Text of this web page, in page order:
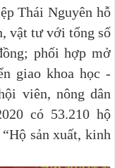
Thái Nguyên hỗ
vật tư với tổng số
phối hợp mở
giao khoa học -
viên, nông dân
có 53.210 hộ
sản xuất, kinh